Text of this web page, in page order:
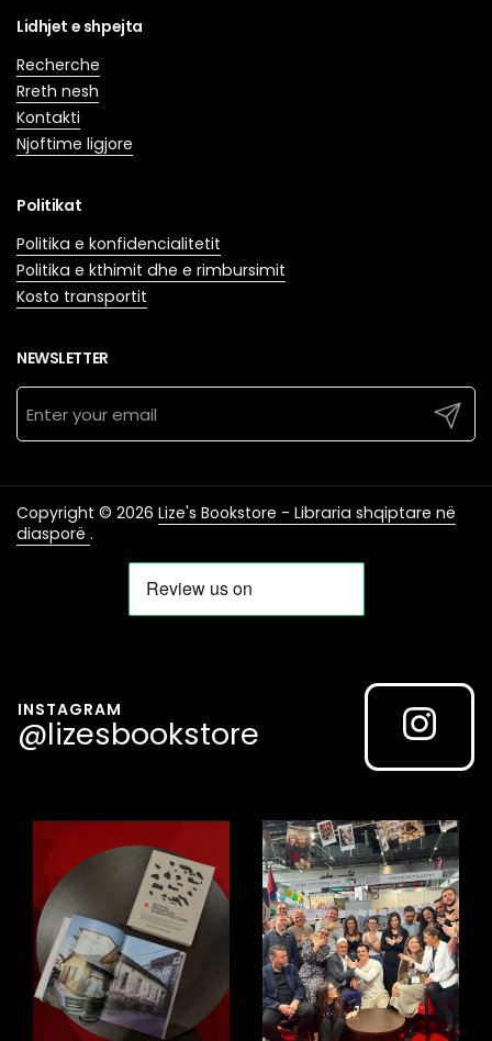
Lidhjet e shpejta
Recherche
Rreth nesh
Kontakti
Njoftime ligjore
Politikat
Politika e konfidencialitetit
Politika e kthimit dhe e rimbursimit
Kosto transportit
NEWSLETTER
Submit
Copyright © 2026 Lize's Bookstore - Libraria shqiptare në
diasporë .
INSTAGRAM
@lizesbookstore